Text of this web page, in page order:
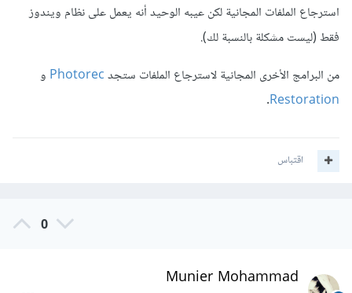
استرجاع الملفات المجانية لكن عيبه الوحيد أنه يعمل على نظام ويندوز
فقط (ليست مشكلة بالنسبة لك).
من البرامج الأخرى المجانية لاسترجاع الملفات ستجدPhotorecو
Restoration
.
اقتباس
0
Munier Mohammad